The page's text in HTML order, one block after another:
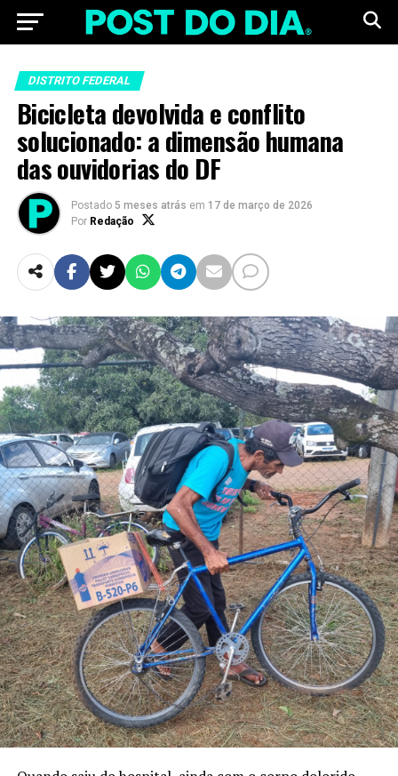
DISTRITO FEDERAL
Bicicleta devolvida e conflito
solucionado: a dimensão humana
das ouvidorias do DF
Postado 5 meses atrás em 17 de março de 2026
Por Redação